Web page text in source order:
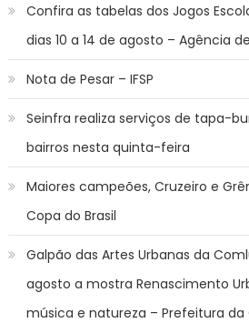
Confira as tabelas dos Jogos
dias 10 a 14 de agosto – Agência
Nota de Pesar – IFSP
Seinfra realiza serviços de tapa-
bairros nesta quinta-feira
Maiores campeões, Cruzeiro e
Copa do Brasil
Galpão das Artes Urbanas da
agosto a mostra Renascimento
música e natureza – Prefeitura da